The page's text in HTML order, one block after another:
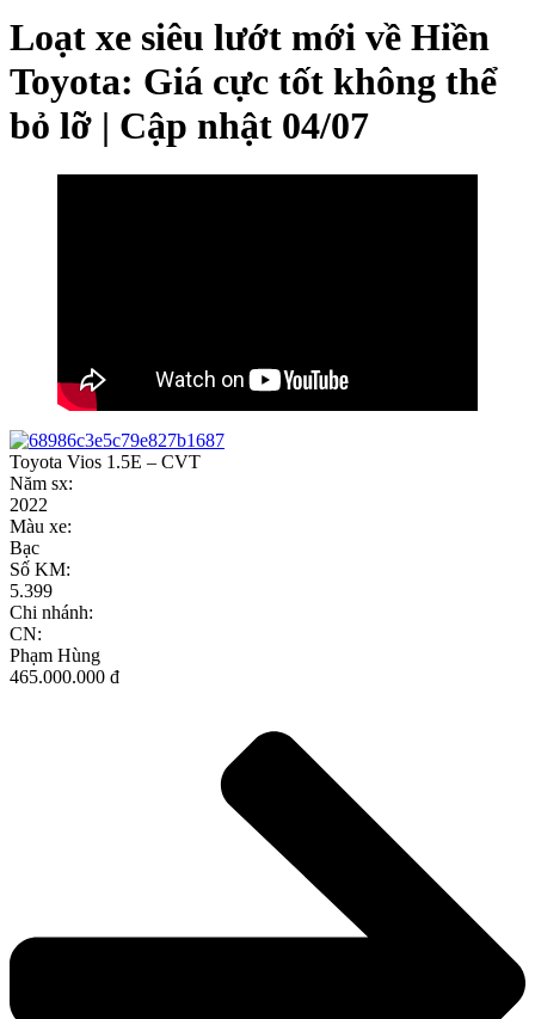
Loạt xe siêu lướt mới về Hiền
Toyota: Giá cực tốt không thể
bỏ lỡ | Cập nhật 04/07
Toyota Vios 1.5E – CVT
Năm sx:
2022
Màu xe:
Bạc
Số KM:
5.399
Chi nhánh:
CN:
Phạm Hùng
465.000.000 đ